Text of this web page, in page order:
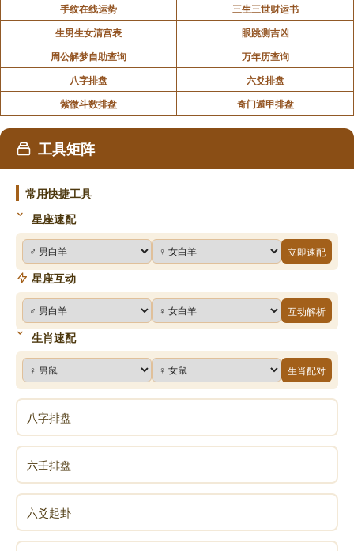
"
声明：部分内容来于网络，如有侵权，请联系我们删除！以上内容，并
手纹在线运势
三生三世财运书
生男生女清宫表
眼跳测吉凶
周公解梦自助查询
万年历查询
八字排盘
六爻排盘
紫微斗数排盘
奇门遁甲排盘
工具矩阵
常用快捷工具
星座速配
立即速配
星座互动
互动解析
生肖速配
生肖配对
八字排盘
六壬排盘
六爻起卦